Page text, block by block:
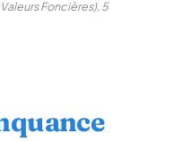
Foncières), 5